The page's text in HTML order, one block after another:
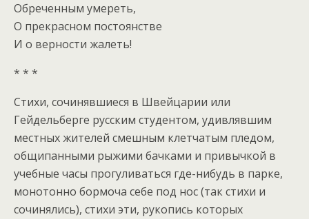
Обреченным умереть,
О прекрасном постоянстве
И о верности жалеть!
* * *
Стихи, сочинявшиеся в Швейцарии или
Гейдельберге русским студентом, удивлявшим
местных жителей смешным клетчатым пледом,
общипанными рыжими бачками и привычкой в
учебные часы прогуливаться где-нибудь в парке,
монотонно бормоча себе под нос (так стихи и
сочинялись), стихи эти, рукопись которых